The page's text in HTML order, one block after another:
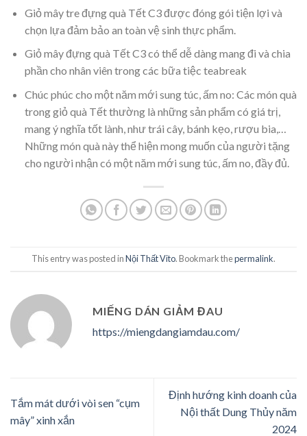
Giỏ mây tre đựng quà Tết C3 được đóng gói tiện lợi và
chọn lựa đảm bảo an toàn vệ sinh thực phẩm.
Giỏ mây đựng quà Tết C3 có thể dễ dàng mang đi và chia
phần cho nhân viên trong các bữa tiệc teabreak
Chúc phúc cho một năm mới sung túc, ấm no: Các món quà
trong giỏ quà Tết thường là những sản phẩm có giá trị,
mang ý nghĩa tốt lành, như trái cây, bánh kẹo, rượu bia,…
Những món quà này thể hiện mong muốn của người tặng
cho người nhận có một năm mới sung túc, ấm no, đầy đủ.
This entry was posted inNội Thất Vito. Bookmark thepermalink.
MIẾNG DÁN GIẢM ĐAU
https://miengdangiamdau.com/
Tắm mát dưới vòi sen “cụm
mây” xinh xắn
Định hướng kinh doanh của
Nội thất Dung Thủy năm
2024